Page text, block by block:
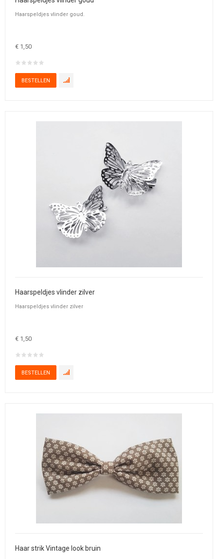
Haarspeldjes vlinder goud.
€ 1,50
Haarspeldjes vlinder zilver
Haarspeldjes vlinder zilver
€ 1,50
Haar strik Vintage look bruin